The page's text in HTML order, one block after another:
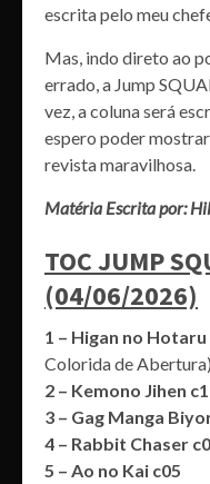
escrita pelo meu
Mas, indo direto ao
errado, a Jump
vez, a coluna será
espero poder
revista maravilhosa.
Matéria Escrita por:
TOC JUMP
(04/06/2026)
1 – Higan no Hotaru
Colorida de Abertura)
2 – Kemono Jihen
3 – Gag Manga
4 – Rabbit Chaser
5 – Ao no Kai c05